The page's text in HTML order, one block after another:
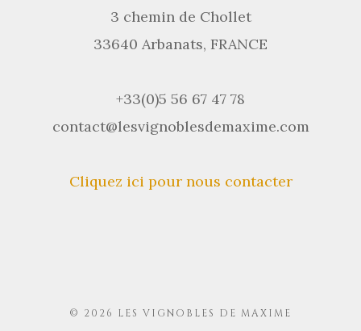
3 chemin de Chollet
33640 Arbanats, FRANCE
+33(0)5 56 67 47 78
contact@lesvignoblesdemaxime.com
Cliquez ici pour nous contacter
© 2026 LES VIGNOBLES DE MAXIME